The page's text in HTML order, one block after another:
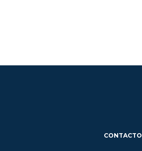
CONTACTO